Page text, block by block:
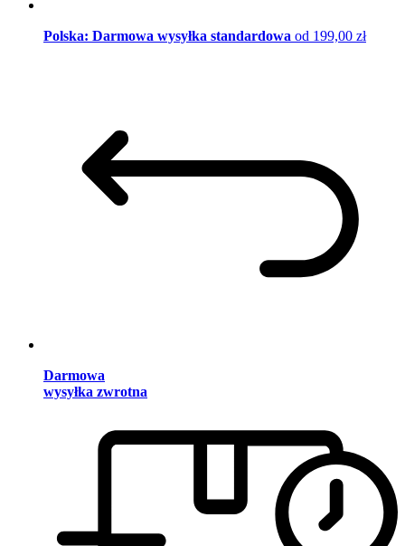
Polska: Darmowa wysyłka standardowa od 199,00 zł
Darmowa
wysyłka zwrotna